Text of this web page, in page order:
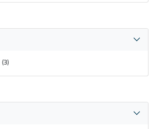
(3)